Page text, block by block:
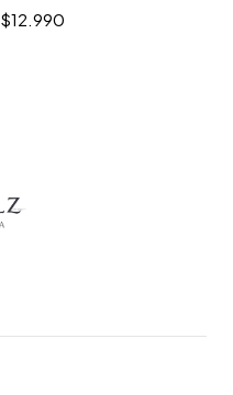
$12.990